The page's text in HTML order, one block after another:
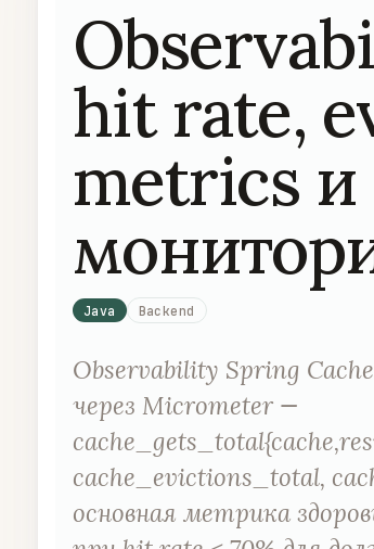
hit rate,
metrics и
Java Backend
Observability Spring
через Micrometer —
cache_evictions_total,
основная метрика